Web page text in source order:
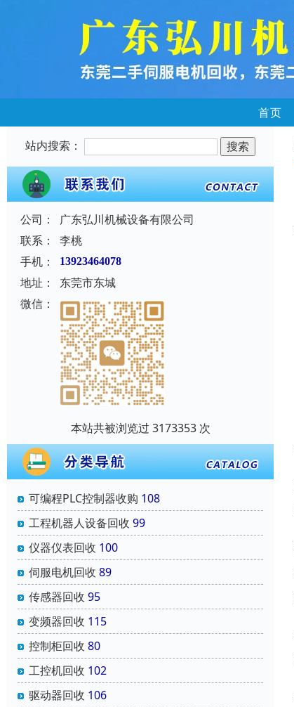
首页
站内搜索：
公司：
广东弘川机械设备有限公司
联系：
李桃
手机：
13923464078
地址：
东莞市东城
微信：
本站共被浏览过 3173353 次
可编程PLC控制器收购 108
工程机器人设备回收 99
仪器仪表回收 100
伺服电机回收 89
传感器回收 95
变频器回收 115
控制柜回收 80
工控机回收 102
驱动器回收 106